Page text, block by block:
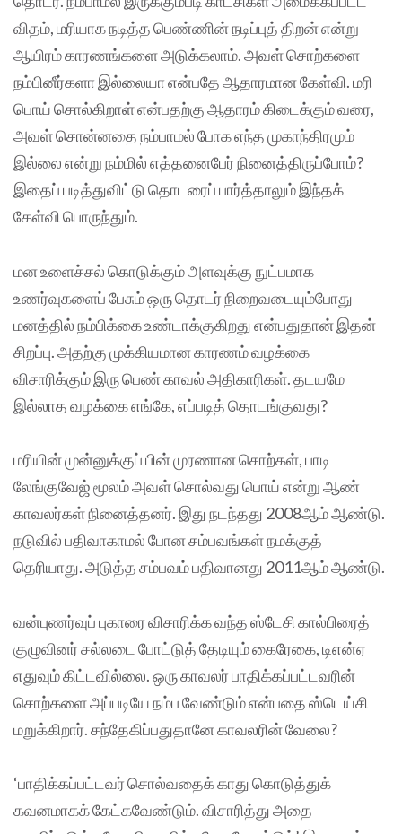
விதம், மரியாக நடித்த பெண்ணின் நடிப்புத் திறன் என்று
ஆயிரம் காரணங்களை அடுக்கலாம். அவள் சொற்களை
நம்பினீர்களா இல்லையா என்பதே ஆதாரமான கேள்வி. மரி
பொய் சொல்கிறாள் என்பதற்கு ஆதாரம் கிடைக்கும் வரை,
அவள் சொன்னதை நம்பாமல் போக எந்த முகாந்திரமும்
இல்லை என்று நம்மில் எத்தனைபேர் நினைத்திருப்போம்?
இதைப் படித்துவிட்டு தொடரைப் பார்த்தாலும் இந்தக்
கேள்வி பொருந்தும்.
மன உளைச்சல் கொடுக்கும் அளவுக்கு நுட்பமாக
உணர்வுகளைப் பேசும் ஒரு தொடர் நிறைவடையும்போது
மனத்தில் நம்பிக்கை உண்டாக்குகிறது என்பதுதான் இதன்
சிறப்பு. அதற்கு முக்கியமான காரணம் வழக்கை
விசாரிக்கும் இரு பெண் காவல் அதிகாரிகள். தடயமே
இல்லாத வழக்கை எங்கே, எப்படித் தொடங்குவது?
மரியின் முன்னுக்குப் பின் முரணான சொற்கள், பாடி
லேங்குவேஜ் மூலம் அவள் சொல்வது பொய் என்று ஆண்
காவலர்கள் நினைத்தனர். இது நடந்தது 2008ஆம் ஆண்டு.
நடுவில் பதிவாகாமல் போன சம்பவங்கள் நமக்குத்
தெரியாது. அடுத்த சம்பவம் பதிவானது 2011ஆம் ஆண்டு.
வன்புணர்வுப் புகாரை விசாரிக்க வந்த ஸ்டேசி கால்பிரைத்
குழுவினர் சல்லடை போட்டுத் தேடியும் கைரேகை, டிஎன்ஏ
எதுவும் கிட்டவில்லை. ஒரு காவலர் பாதிக்கப்பட்டவரின்
சொற்களை அப்படியே நம்ப வேண்டும் என்பதை ஸ்டெய்சி
மறுக்கிறார். சந்தேகிப்பதுதானே காவலரின் வேலை?
‘பாதிக்கப்பட்டவர் சொல்வதைக் காது கொடுத்துக்
கவனமாகக் கேட்கவேண்டும். விசாரித்து அதை